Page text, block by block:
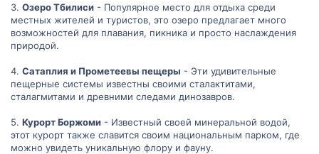
3. Озеро Тбилиси - Популярное место для отдыха среди
местных жителей и туристов, это озеро предлагает много
возможностей для плавания, пикника и просто наслаждения
природой.
4. Сатаплия и Прометеевы пещеры - Эти удивительные
пещерные системы известны своими сталактитами,
сталагмитами и древними следами динозавров.
5. Курорт Боржоми - Известный своей минеральной водой,
этот курорт также славится своим национальным парком, где
можно увидеть уникальную флору и фауну.